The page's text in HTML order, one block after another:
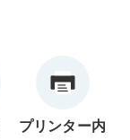
プリンター内